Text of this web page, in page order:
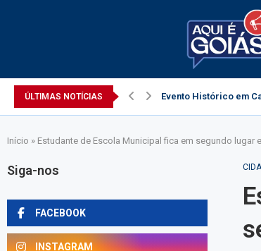
ÚLTIMAS NOTÍCIAS Evento Histórico em
Início » Estudante de Escola Municipal fica em segundo lugar
Siga-nos
FACEBOOK
INSTAGRAM